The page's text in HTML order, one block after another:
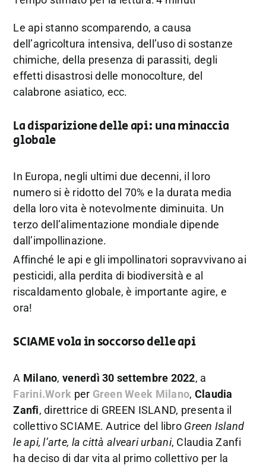
Le api stanno scomparendo, a causa
dell’agricoltura intensiva, dell’uso di sostanze
chimiche, della presenza di parassiti, degli
effetti disastrosi delle monocolture, del
calabrone asiatico, ecc.
La disparizione delle api: una minaccia
globale
In Europa, negli ultimi due decenni, il loro
numero si è ridotto del 70% e la durata media
della loro vita è notevolmente diminuita. Un
terzo dell’alimentazione mondiale dipende
dall’impollinazione.
Affinché le api e gli impollinatori sopravvivano ai
pesticidi, alla perdita di biodiversità e al
riscaldamento globale, è importante agire, e
ora!
SCIAME vola in soccorso delle api
A Milano, venerdì 30 settembre 2022, a
Farini.Work per Green Week Milano, Claudia
Zanfi, direttrice di GREEN ISLAND, presenta il
collettivo SCIAME. Autrice del libro Green Island
le api, l’arte, la città alveari urbani, Claudia Zanfi
ha deciso di dar vita al primo collettivo per la